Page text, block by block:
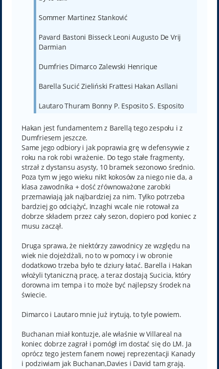
Sommer Martinez Stanković
Pavard Bastoni Bisseck Leoni Augusto De Vrij
Darmian
Dumfries Dimarco Zalewski Henrique
Barella Sucić Zieliński Frattesi Hakan Asllani
Lautaro Thuram Bonny P. Esposito S. Esposito
Hakan jest fundamentem z Barellą tego zespołu i z
Dumfriesem jeszcze.
Same jego odbiory i jak poprawia grę w defensywie z
roku na rok robi wrażenie. Do tego stałe fragmenty,
strzał z dystansu asysty, 10 bramek sezonowo średnio.
Poza tym w jego wieku nikt kokosów za niego nie da, a
klasa zawodnika + dość zŕównoważone zarobki
przemawiają jak najbardziej za nim. Tylko potrzeba
bardziej go odciążyć, Inzaghi wcale nie rotował za
dobrze składem przez cały sezon, dopiero pod koniec z
musu zaczął.
Druga sprawa, że niektórzy zawodnicy ze względu na
wiek nie dojeżdżali, no to w pomocy i w obronie
dodatkowo trzeba było te dziury łatać. Barella i Hakan
włożyli tytaniczną pracę, a teraz dostają Sucicia, który
dorowna im tempa i to może być najlepszy środek na
świecie.
Dimarco i Lautaro mnie już irytują, to tyle powiem.
Buchanan miał kontuzje, ale właśnie w Villareal na
koniec dobrze zagrał i pomógł im dostać się do LM. Ja
oprócz tego jestem fanem nowej reprezentacji Kanady
i podziwiam jak Buchanan,Davies i David tam grają.